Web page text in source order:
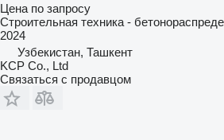
Цена по запросу
Строительная техника -
2024
Узбекистан, Ташкент
KCP Co., Ltd
Связаться с продавцом